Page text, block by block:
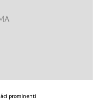
prominenti